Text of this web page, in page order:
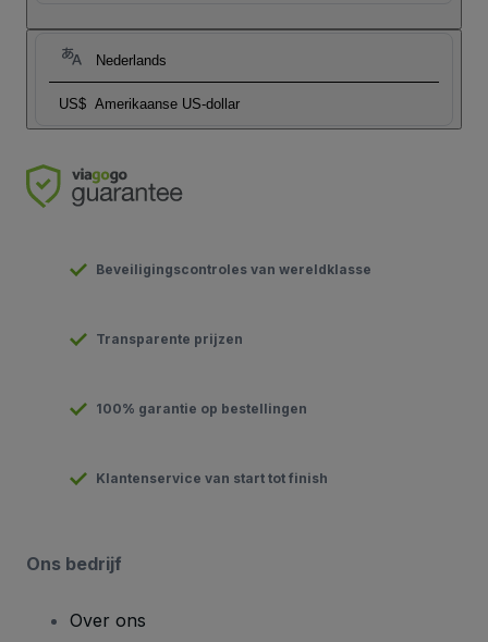
Nederlands
US$ Amerikaanse US-dollar
Beveiligingscontroles van wereldklasse
Transparente prijzen
100% garantie op bestellingen
Klantenservice van start tot finish
Ons bedrijf
Over ons